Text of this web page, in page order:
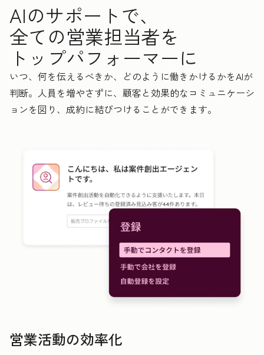
AIのサポートで、
全ての営業担当者を
トップパフォーマーに
いつ、何を伝えるべきか、どのように働きかけるかをAIが
判断。人員を増やさずに、顧客と効果的なコミュニケーシ
ョンを図り、成約に結びつけることができます。
営業活動の効率化